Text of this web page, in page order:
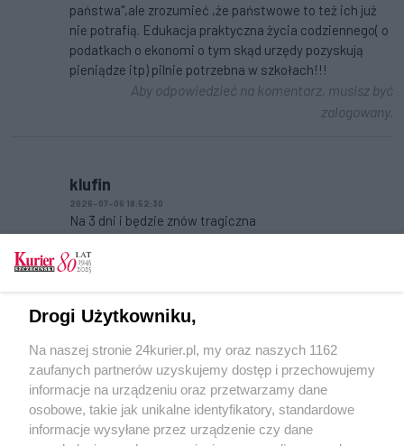
państwa",ale zrozumieć ,że państwowe to też ich już
nie potrafią. Edukacja praktyczna życia codziennego( o
podatkach o ekonomi o tym skąd urzędy pozyskują
pieniądze itp) pilnie potrzebna w szkołach!!!
Aby odpowiedzieć na komentarz, musisz być
zalogowany.
klufin
2026-07-06 18:52:30
Na 3 dni i będzie znów tragiczna
Tylko zalogowani użytkownicy mają możliwość
Zaloguj sięZarejestruj
POGODA
Drogi Użytkowniku,
Na naszej stronie 24kurier.pl, my oraz naszych 1162
zaufanych partnerów uzyskujemy dostęp i przechowujemy
informacje na urządzeniu oraz przetwarzamy dane
osobowe, takie jak unikalne identyfikatory, standardowe
informacje wysyłane przez urządzenie czy dane